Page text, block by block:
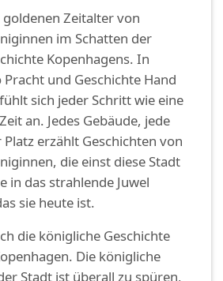
Zeitalter von
im Schatten der
Kopenhagens. In
und Geschichte Hand
sich jeder Schritt wie eine
an. Jedes Gebäude, jede
Platz erzählt Geschichten von
die einst diese Stadt
in das strahlende Juwel
sie heute ist.
die königliche Geschichte
Die königliche
Stadt ist überall zu spüren,